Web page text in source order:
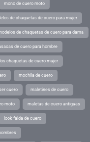
mono de cuero moto
de chaquetas de cuero para mujer
de chaquetas de cuero para dama
de cuero para hombre
chaquetas de cuero mujer
mochila de cuero
cuero maletines de cuero
moto maletas de cuero antiguas
look falda de cuero